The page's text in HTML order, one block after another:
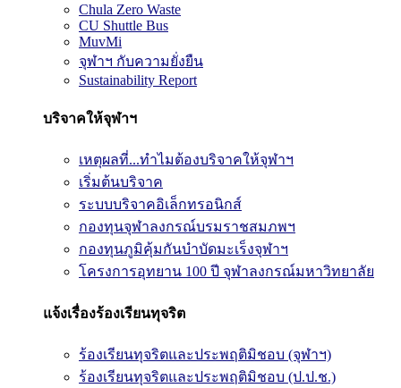
Chula Zero Waste
CU Shuttle Bus
MuvMi
จุฬาฯ กับความยั่งยืน
Sustainability Report
บริจาคให้จุฬาฯ
เหตุผลที่...ทำไมต้องบริจาคให้จุฬาฯ
เริ่มต้นบริจาค
ระบบบริจาคอิเล็กทรอนิกส์
กองทุนจุฬาลงกรณ์บรมราชสมภพฯ
กองทุนภูมิคุ้มกันบำบัดมะเร็งจุฬาฯ
โครงการอุทยาน 100 ปี จุฬาลงกรณ์มหาวิทยาลัย
แจ้งเรื่องร้องเรียนทุจริต
ร้องเรียนทุจริตและประพฤติมิชอบ (จุฬาฯ)
ร้องเรียนทุจริตและประพฤติมิชอบ (ป.ป.ช.)